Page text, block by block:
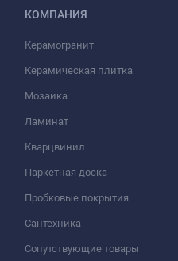
КОМПАНИЯ
Керамогранит
Керамическая плитка
Мозаика
Ламинат
Кварцвинил
Паркетная доска
Пробковые покрытия
Сантехника
Сопутствующие товары